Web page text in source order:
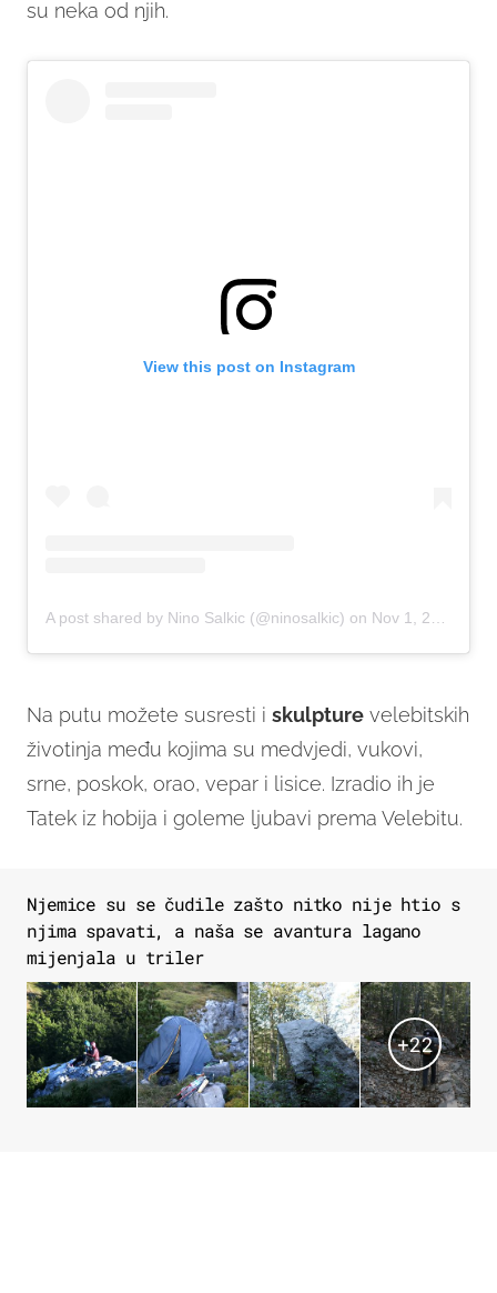
su neka od njih.
View this post on Instagram
A post shared by Nino Salkic (@ninosalkic) on Nov 1, 2017 at 5:27am PDT
Na putu možete susresti i skulpture velebitskih
životinja među kojima su medvjedi, vukovi,
srne, poskok, orao, vepar i lisice. Izradio ih je
Tatek iz hobija i goleme ljubavi prema Velebitu.
Njemice su se čudile zašto nitko nije htio s
njima spavati, a naša se avantura lagano
mijenjala u triler
+22